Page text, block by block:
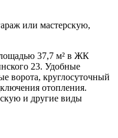
или мастерскую,
37,7 м² в ЖК
23. Удобные
ворота, круглосуточный
отопления.
и другие виды